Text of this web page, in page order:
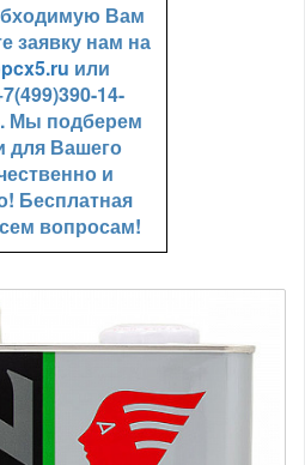
Вам
заявку нам на
или
14-
Мы подберем
для Вашего
и
Бесплатная
вопросам!